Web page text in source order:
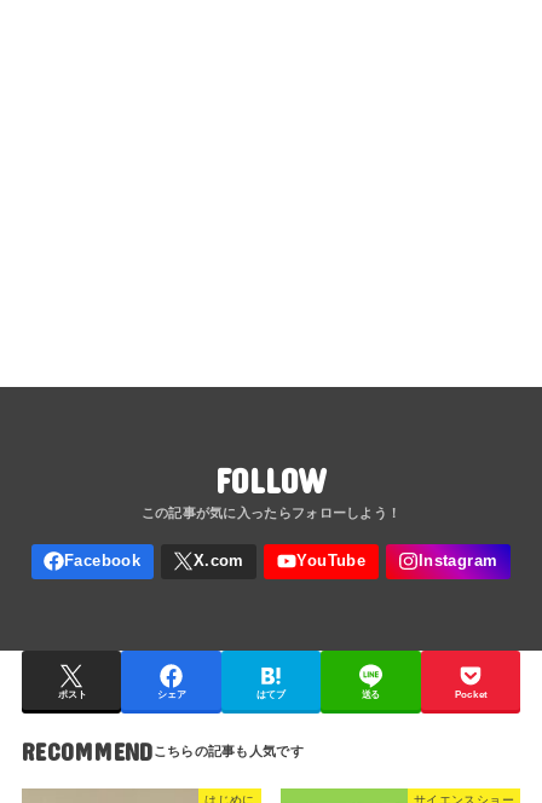
FOLLOW
ポスト シェア はてブ 送る Pocket
RECOMMEND
はじめに サイエンスショー